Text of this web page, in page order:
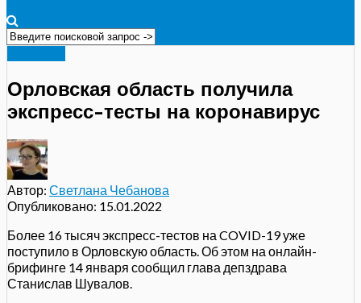
Орловская область получила
экспресс-тесты на коронавирус
Автор: Светлана Чебанова
Опубликовано: 15.01.2022
Более 16 тысяч экспресс-тестов на COVID-19 уже
поступило в Орловскую область. Об этом на онлайн-
брифинге 14 января сообщил глава депздрава
Станислав Шувалов.